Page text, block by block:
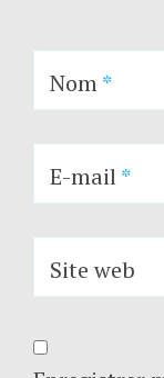
Nom*
E-mail*
Site web